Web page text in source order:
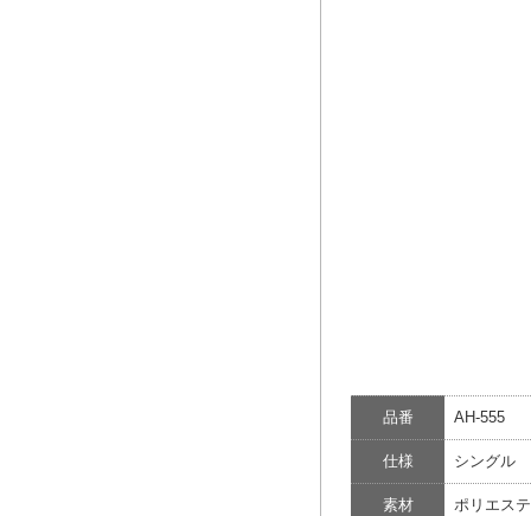
品番 AH-555
仕様 シングル
素材 ポリエス